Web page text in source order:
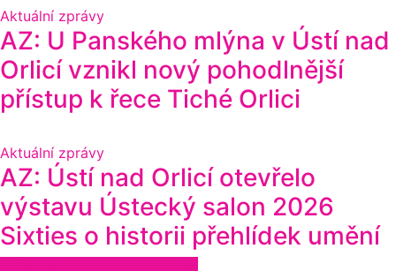
Aktuální zprávy
AZ: U Panského mlýna v Ústí nad
Orlicí vznikl nový pohodlnější
přístup k řece Tiché Orlici
Aktuální zprávy
AZ: Ústí nad Orlicí otevřelo
výstavu Ústecký salon 2026
Sixties o historii přehlídek umění